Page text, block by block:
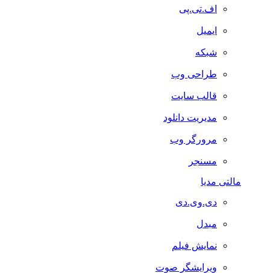
اف.تی.پی
ایمیل
شبکه
طراحی وب
قالب سایت
مدیریت دانلود
مرورگر وب
مسنجر
مالتی مدیا
دی.وی.دی
مبدل
نمایش فیلم
ویرایشگر صوت